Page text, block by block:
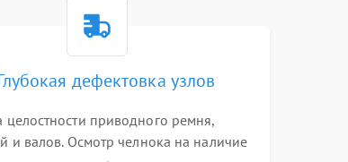
дефектовка узлов
целостности приводного ремня,
и валов. Осмотр челнока на наличие